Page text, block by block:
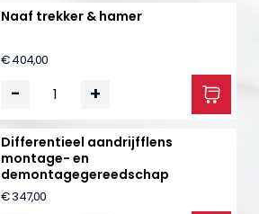
Naaf trekker & hamer
€ 404,00
- +
Differentieel aandrijfflens
montage- en
demontagegereedschap
€ 347,00